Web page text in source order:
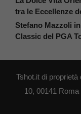
tra le Eccellenze
Stefano Mazzoli
Classic del PGA
Tshot.it di
10, 00141